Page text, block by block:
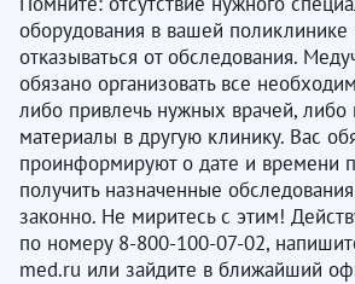
оборудования в вашей
отказываться от обследования.
обязано организовать все
либо привлечь нужных врачей, либо
материалы в другую клинику. Вас
проинформируют о дате и времени
получить назначенные
законно. Не миритесь с этим!
по номеру 8-800-100-07-02,
med.ru или зайдите в ближайший